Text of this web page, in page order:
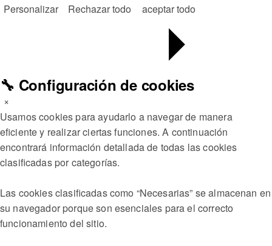
Personalizar
Rechazar todo aceptar todo
🔧 Configuración de cookies
×
Usamos cookies para ayudarlo a navegar de manera
eficiente y realizar ciertas funciones. A continuación
encontrará información detallada de todas las cookies
clasificadas por categorías.
Las cookies clasificadas como “Necesarias” se almacenan en
su navegador porque son esenciales para el correcto
funcionamiento del sitio.